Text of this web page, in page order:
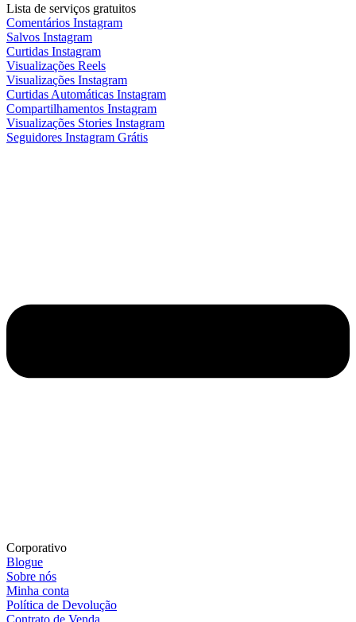
Lista de serviços gratuitos
Comentários Instagram
Salvos Instagram
Curtidas Instagram
Visualizações Reels
Visualizações Instagram
Curtidas Automáticas Instagram
Compartilhamentos Instagram
Visualizações Stories Instagram
Seguidores Instagram Grátis
Corporativo
Blogue
Sobre nós
Minha conta
Política de Devolução
Contrato de Venda